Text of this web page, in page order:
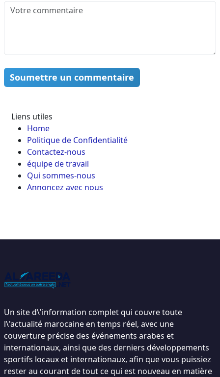
Soumettre un commentaire
Liens utiles
Home
Politique de Confidentialité
Contactez-nous
équipe de travail
Qui sommes-nous
Annoncez avec nous
Un site d\'information complet qui couvre toute
l\'actualité marocaine en temps réel, avec une
couverture précise des événements arabes et
internationaux, ainsi que des derniers développements
sportifs locaux et internationaux, afin que vous puissiez
rester au courant de tout ce qui est nouveau en matière